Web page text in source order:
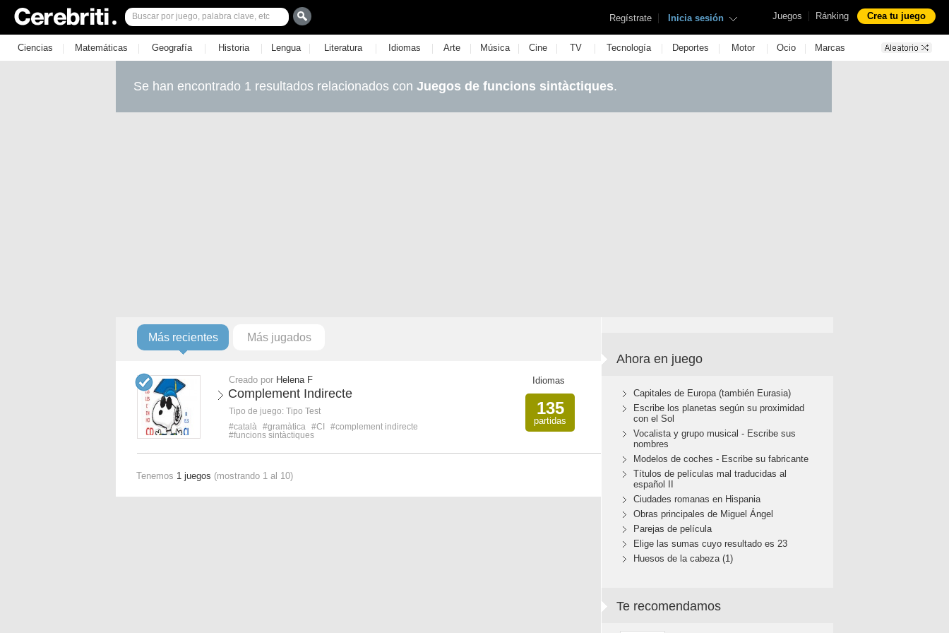
Juegos | Ránking Crea tu juego
Regístrate | Inicia sesión
Ciencias | Matemáticas | Geografía | Historia | Lengua | Literatura | Idiomas | Arte | Música | Cine | TV | Tecnología | Deportes | Motor | Ocio | Marcas
Se han encontrado 1 resultados relacionados con Juegos de funcions sintàctiques.
Más recientes Más jugados
Creado por Helena F
Complement Indirecte
Tipo de juego: Tipo Test
#català #gramàtica #CI
#complement indirecte
#funcions sintàctiques
Idiomas
135
partidas
Tenemos 1 juegos (mostrando 1 al 10)
Ahora en juego
Capitales de Europa (también Eurasia)
Escribe los planetas según su proximidad
con el Sol
Vocalista y grupo musical - Escribe sus
nombres
Modelos de coches - Escribe su fabricante
Títulos de películas mal traducidas al
español II
Ciudades romanas en Hispania
Obras principales de Miguel Ángel
Parejas de película
Elige las sumas cuyo resultado es 23
Huesos de la cabeza (1)
Te recomendamos